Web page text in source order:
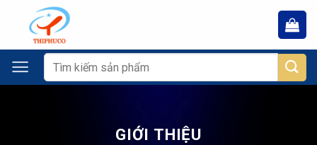
dung
Tìm
kiếm:
GIỚI THIỆU